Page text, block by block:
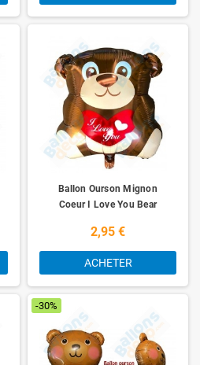
Ballon Ourson Mignon
Coeur I Love You Bear
2,95 €
ACHETER
-30%